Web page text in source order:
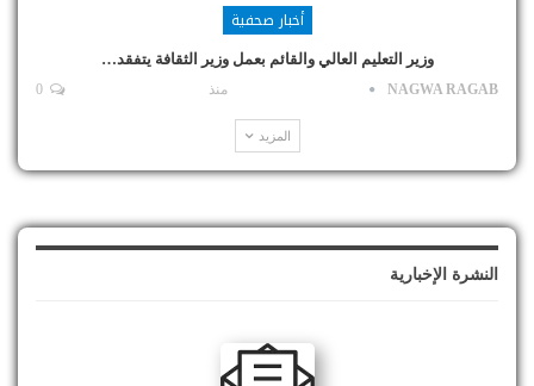
أخبار صحفية
وزير التعليم العالي والقائم بعمل وزير الثقافة يتفقد…
NAGWA RAGAB منذ
المزيد
النشرة الإخبارية